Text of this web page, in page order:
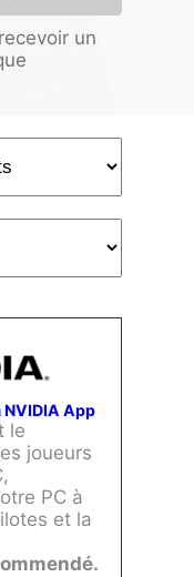
un
App
le
joueurs
PC à
et la